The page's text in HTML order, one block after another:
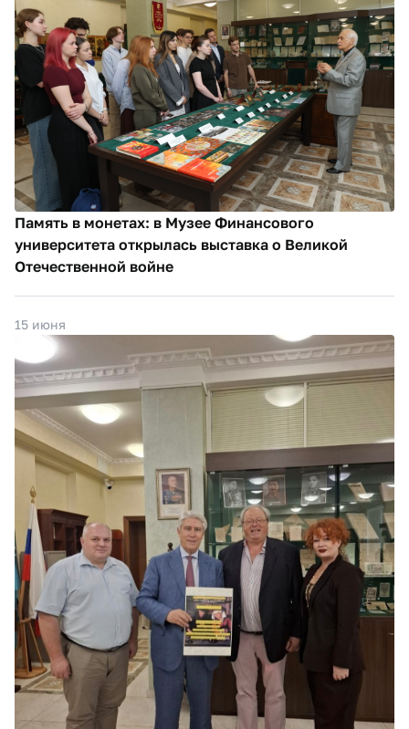
Память в монетах: в Музее Финансового
университета открылась выставка о Великой
Отечественной войне
15 июня